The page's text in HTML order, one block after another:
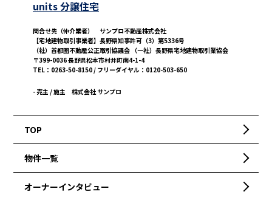
問合せ先（仲介業者） サンプロ不動産株式会社
【宅地建物取引事業者】長野県知事許可（3）第5336号
（社）首都圏不動産公正取引協議会 （一社）長野県宅地建物取引業協会
〒399-0036 長野県松本市村井町南4-1-4
TEL：0263-50-8150 / フリーダイヤル：0120-503-650
- 売主 / 施主 株式会社 サンプロ
TOP
物件一覧
オーナーインタビュー